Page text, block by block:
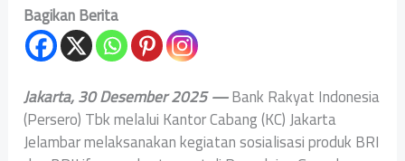
Bagikan Berita
Jakarta, 30 Desember 2025 —Bank Rakyat Indonesia
(Persero) Tbk melalui Kantor Cabang (KC) Jakarta
Jelambar melaksanakan kegiatan sosialisasi produk BRI